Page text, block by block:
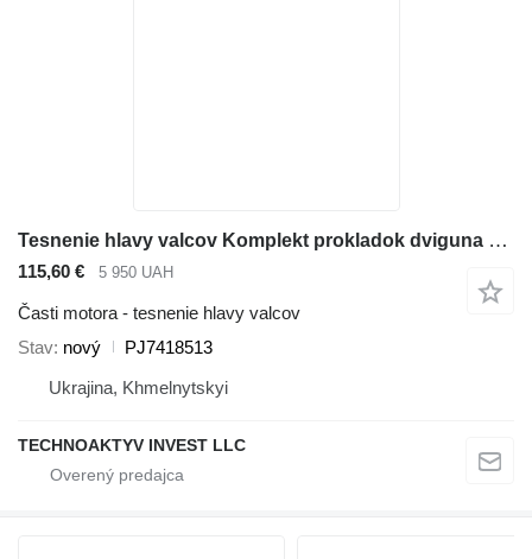
Tesnenie hlavy valcov Komplekt prokladok dviguna PJ7418513 na minirýpadla Volvo EC13 / EC14 / EC15
115,60 € 5 950 UAH
Časti motora - tesnenie hlavy valcov
Stav nový
PJ7418513
Ukrajina, Khmelnytskyi
TECHNOAKTYV INVEST LLC